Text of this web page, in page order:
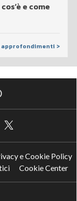
e come
>
e Cookie Policy
Cookie Center